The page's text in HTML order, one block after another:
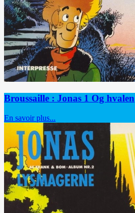
Broussaille : Jonas 1 Og hvalen
En savoir plus...